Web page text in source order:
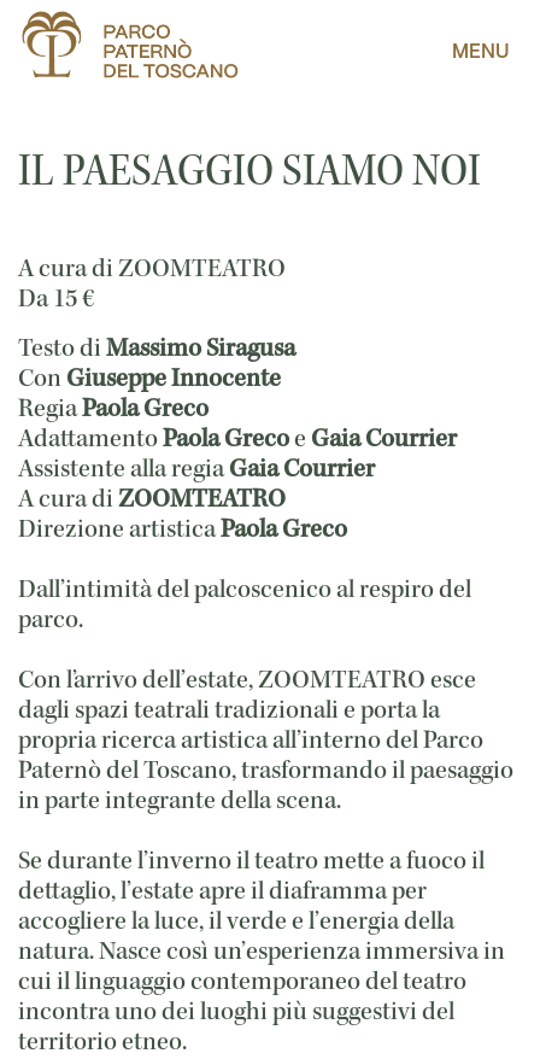
MENU
IL PAESAGGIO SIAMO NOI
A cura di ZOOMTEATRO
Da15€
Testo diMassimo Siragusa
ConGiuseppe Innocente
RegiaPaola Greco
AdattamentoPaola Grecoe Gaia Courrier
Assistente alla regiaGaia Courrier
A cura diZOOMTEATRO
Direzione artisticaPaola Greco
Dall’intimità del palcoscenico al respiro del
parco.
Con l’arrivo dell’estate, ZOOMTEATRO esce
dagli spazi teatrali tradizionali e porta la
propria ricerca artistica all’interno del Parco
Paternò del Toscano, trasformando il paesaggio
in parte integrante della scena.
Se durante l’inverno il teatro mette a fuoco il
dettaglio, l’estate apre il diaframma per
accogliere la luce, il verde e l’energia della
natura. Nasce così un’esperienza immersiva in
cui il linguaggio contemporaneo del teatro
incontra uno dei luoghi più suggestivi del
territorio etneo.